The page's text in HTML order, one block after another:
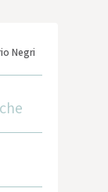
Negri